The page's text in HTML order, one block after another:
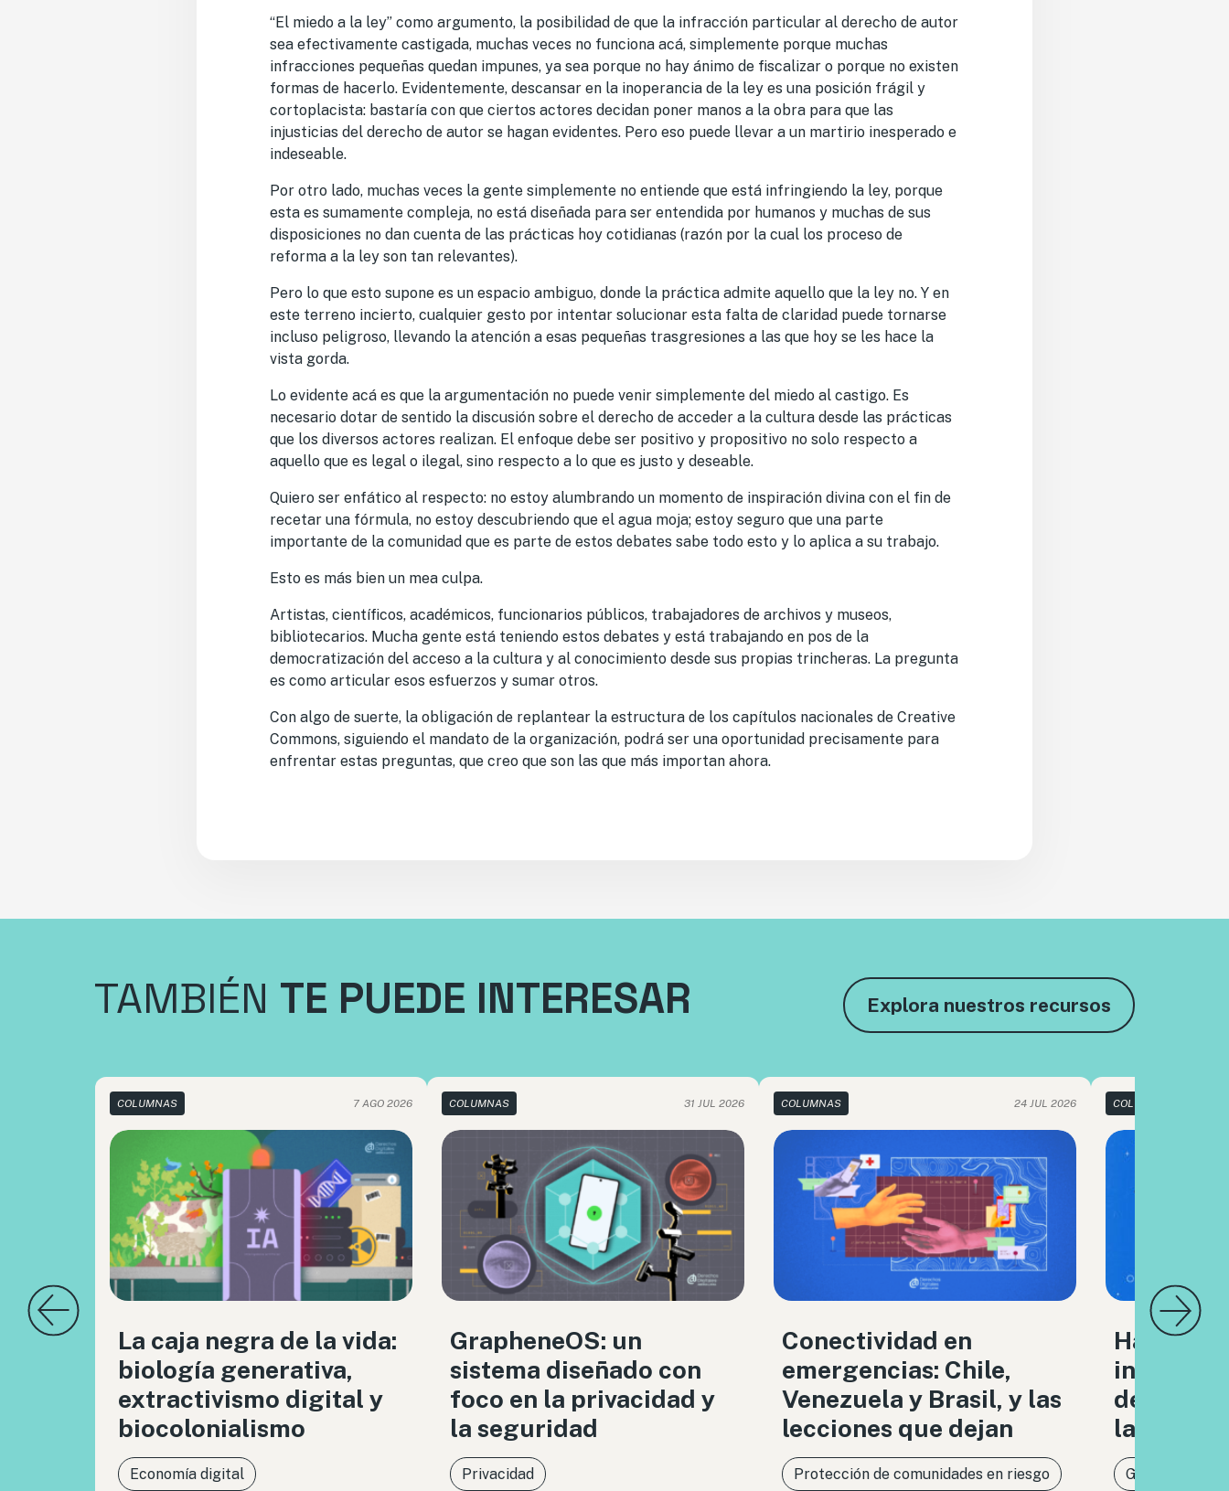
“El miedo a la ley” como argumento, la posibilidad de que la infracción particular al derecho de autor
sea efectivamente castigada, muchas veces no funciona acá, simplemente porque muchas
infracciones pequeñas quedan impunes, ya sea porque no hay ánimo de fiscalizar o porque no existen
formas de hacerlo. Evidentemente, descansar en la inoperancia de la ley es una posición frágil y
cortoplacista: bastaría con que ciertos actores decidan poner manos a la obra para que las
injusticias del derecho de autor se hagan evidentes. Pero eso puede llevar a un martirio inesperado e
indeseable.
Por otro lado, muchas veces la gente simplemente no entiende que está infringiendo la ley, porque
esta es sumamente compleja, no está diseñada para ser entendida por humanos y muchas de sus
disposiciones no dan cuenta de las prácticas hoy cotidianas (razón por la cual los proceso de
reforma a la ley son tan relevantes).
Pero lo que esto supone es un espacio ambiguo, donde la práctica admite aquello que la ley no. Y en
este terreno incierto, cualquier gesto por intentar solucionar esta falta de claridad puede tornarse
incluso peligroso, llevando la atención a esas pequeñas trasgresiones a las que hoy se les hace la
vista gorda.
Lo evidente acá es que la argumentación no puede venir simplemente del miedo al castigo. Es
necesario dotar de sentido la discusión sobre el derecho de acceder a la cultura desde las prácticas
que los diversos actores realizan. El enfoque debe ser positivo y propositivo no solo respecto a
aquello que es legal o ilegal, sino respecto a lo que es justo y deseable.
Quiero ser enfático al respecto: no estoy alumbrando un momento de inspiración divina con el fin de
recetar una fórmula, no estoy descubriendo que el agua moja; estoy seguro que una parte
importante de la comunidad que es parte de estos debates sabe todo esto y lo aplica a su trabajo.
Esto es más bien un mea culpa.
Artistas, científicos, académicos, funcionarios públicos, trabajadores de archivos y museos,
bibliotecarios. Mucha gente está teniendo estos debates y está trabajando en pos de la
democratización del acceso a la cultura y al conocimiento desde sus propias trincheras. La pregunta
es como articular esos esfuerzos y sumar otros.
Con algo de suerte, la obligación de replantear la estructura de los capítulos nacionales de Creative
Commons, siguiendo el mandato de la organización, podrá ser una oportunidad precisamente para
enfrentar estas preguntas, que creo que son las que más importan ahora.
TAMBIÉN TE PUEDE INTERESAR Explora nuestros recursos
COLUMNAS 7 AGO 2026
La caja negra de la vida:
biología generativa,
extractivismo digital y
biocolonialismo
Economía digital
COLUMNAS 31 JUL 2026
GrapheneOS: un
sistema diseñado con
foco en la privacidad y
la seguridad
Privacidad
COLUMNAS 24 JUL 2026
Conectividad en
emergencias: Chile,
Venezuela y Brasil, y las
lecciones que dejan
Protección de comunidades en riesgo
COLUMNAS
Hacia una
de
la IA
Gobernanza